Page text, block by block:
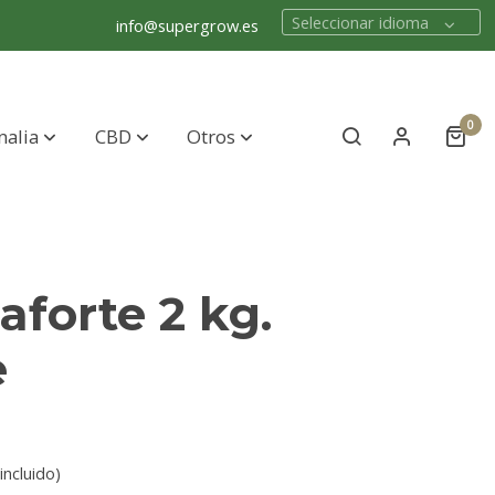
info@supergrow.es Seleccionar idioma
CBD Otros 0
2 kg.